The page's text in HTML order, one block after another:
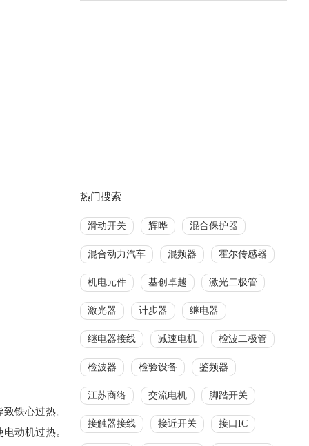
铁心过热。
动机过热。
热门搜索
滑动开关 辉晔 混合保护器
混合动力汽车 混频器 霍尔传感器
机电元件 基创卓越 激光二极管
激光器 计步器 继电器
继电器接线 减速电机 检波二极管
检波器 检验设备 鉴频器
江苏商络 交流电机 脚踏开关
接触器接线 接近开关 接口IC